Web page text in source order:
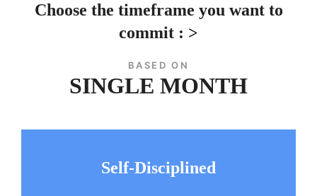
Choose the timeframe you want to
commit : >
BASED ON
SINGLE MONTH
Self-Disciplined